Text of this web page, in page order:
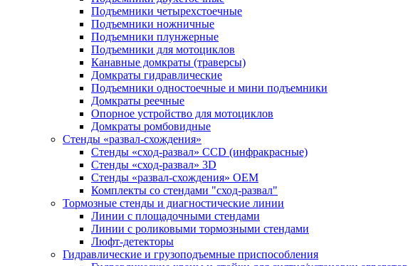
Подъемники четырехстоечные
Подъемники ножничные
Подъемники плунжерные
Подъемники для мотоциклов
Канавные домкраты (траверсы)
Домкраты гидравлические
Подъемники одностоечные и мини подъемники
Домкраты реечные
Опорное устройство для мотоциклов
Домкраты ромбовидные
Стенды «развал-схождения»
Стенды «сход-развал» CCD (инфракрасные)
Стенды «сход-развал» 3D
Стенды «развал-схождения» ОЕМ
Комплекты со стендами "сход-развал"
Тормозные стенды и диагностические линии
Линии с площадочными стендами
Линии с роликовыми тормозными стендами
Люфт-детекторы
Гидравлические и грузоподъемные приспособления